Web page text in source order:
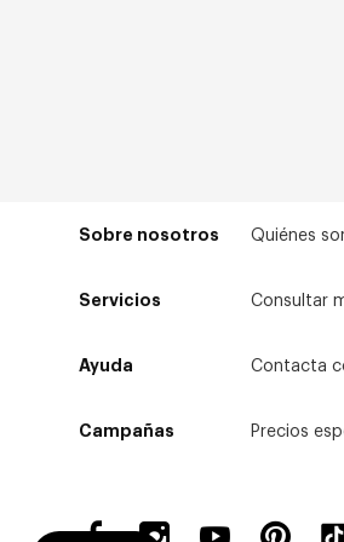
Sobre nosotros Quiénes
Servicios Consultar
Ayuda Contacta
Campañas Precios